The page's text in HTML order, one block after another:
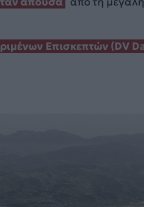
Επισκεπτών (DV